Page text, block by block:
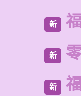
新
新
新